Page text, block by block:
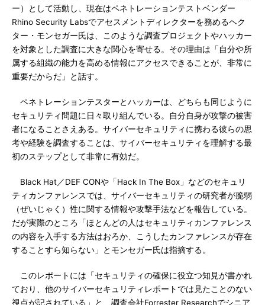
ー）として活動し、現在はペネトレーションテストベンダー
Rhino Security Labsでアセスメントディレクターを務めるヘク
ター・モンセガー氏は、このような調査プロジェクトやハッカー
を対象とした調査に大きな関心を寄せる。その理由は「自分や所
属する組織の能力を高める情報にアクセスできることが、非常に
重要だからだ」と話す。
ペネトレーションテスターとハッカーは、どちらも同じように
セキュリティ問題に日々取り組んでいる。自分自身が攻撃の被害
者になることさえある。サイバーセキュリティに携わる彼らの思
考や経験を調査することは、サイバーセキュリティを理解する最
初のステップとして非常に有効だ。
Black Hat／DEF CONや「Hack In The Box」などのセキュリ
ティカンファレンスでは、サイバーセキュリティの研究者が脆弱
（ぜいじゃく）性に関する情報や攻撃手法などを報告している。
だが実際のところ「ほとんどの人はセキュリティカンファレンス
の内容を入手する方法はおろか、こうしたカンファレンスが存在
することすら知らない」とモンセガー氏は指摘する。
このレポートには「セキュリティの確保に役立つ知見が書かれ
ており、他のサイバーセキュリティレポートでは見たことのない
視点が記されている」と、調査会社Forrester Researchでシニア